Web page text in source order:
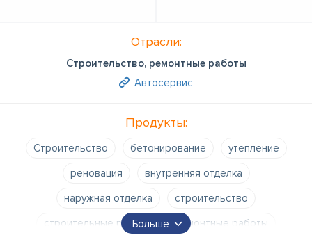
Отрасли:
Строительство, ремонтные работы
Автосервис
Продукты:
Строительство бетонирование
утепление
реновация
внутренняя отделка
наружная отделка
строительство
строительные работы
ремонтные работы
Больше